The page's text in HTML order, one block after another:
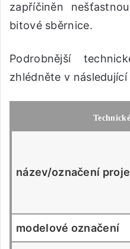
zapříčiněn
bitové sběrnice.
Podrobnější
zhlédněte v následující
název/označení
modelové označení